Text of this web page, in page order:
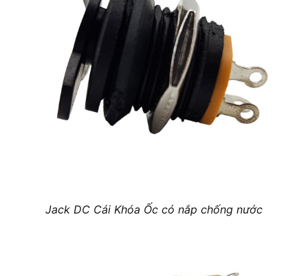
Jack DC Cái Khóa Ốc có nắp chống nước